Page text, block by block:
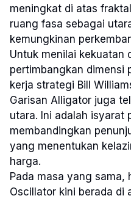
meningkat di atas
ruang fasa sebagai
kemungkinan
Untuk menilai kekuatan
pertimbangkan dimensi
kerja strategi Bill
Garisan Alligator juga
utara. Ini adalah isyarat
membandingkan
yang menentukan
harga.
Pada masa yang sama,
Oscillator kini berada di